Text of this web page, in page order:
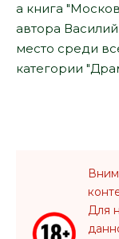
а книга
автора
место среди
категории
Для